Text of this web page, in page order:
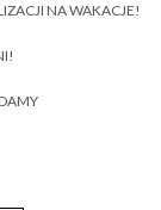
NA WAKACJE!